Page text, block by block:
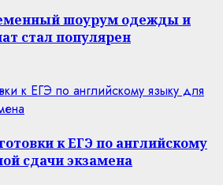
шоурум одежды и
стал популярен
к ЕГЭ по английскому языку для
к ЕГЭ по английскому
сдачи экзамена